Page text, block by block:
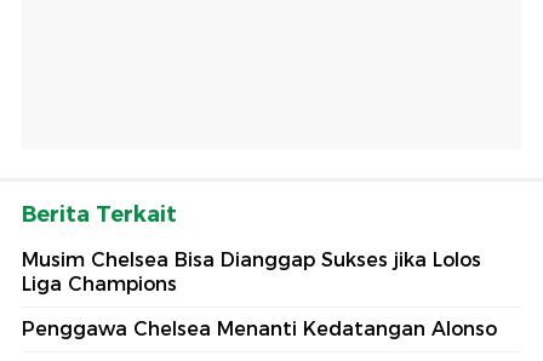
Berita Terkait
Musim Chelsea Bisa Dianggap Sukses jika Lolos
Liga Champions
Penggawa Chelsea Menanti Kedatangan Alonso